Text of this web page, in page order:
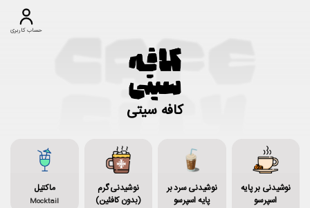
حساب کاربری
کافه سیتی
نوشیدنی بر پایه
اسپرسو
نوشیدنی سرد بر
پایه اسپرسو
نوشیدنی گرم
(بدون کافئین)
ماکتیل
Mocktail